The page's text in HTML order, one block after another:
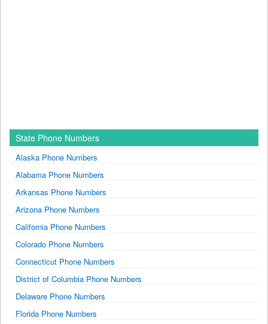
State Phone Numbers
Alaska Phone Numbers
Alabama Phone Numbers
Arkansas Phone Numbers
Arizona Phone Numbers
California Phone Numbers
Colorado Phone Numbers
Connecticut Phone Numbers
District of Columbia Phone Numbers
Delaware Phone Numbers
Florida Phone Numbers